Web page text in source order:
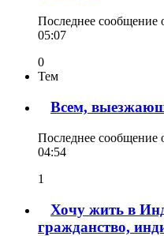
Последнее сообщение
05:07
0
Тем
Всем,
Последнее сообщение
04:54
1
Хочу жить в
гражданство,